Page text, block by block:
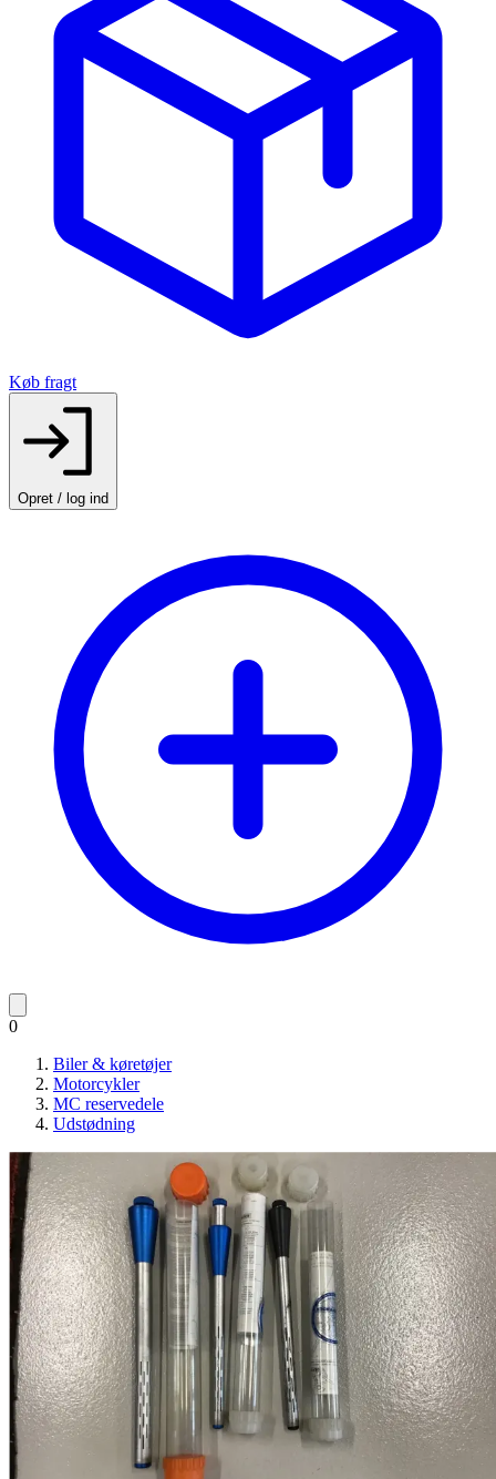
Køb fragt
Opret / log ind
0
Biler & køretøjer
Motorcykler
MC reservedele
Udstødning